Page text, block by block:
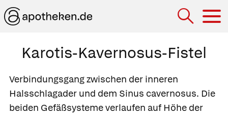
Karotis-Kavernosus-Fistel
Verbindungsgang zwischen der inneren
Halsschlagader und dem Sinus cavernosus. Die
beiden Gefäßsysteme verlaufen auf Höhe der